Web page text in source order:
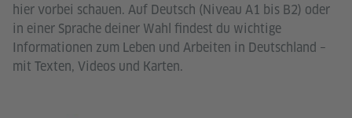
hier vorbei schauen. Auf Deutsch (Niveau A1 bis B2) oder
in einer Sprache deiner Wahl findest du wichtige
Informationen zum Leben und Arbeiten in Deutschland –
mit Texten, Videos und Karten.